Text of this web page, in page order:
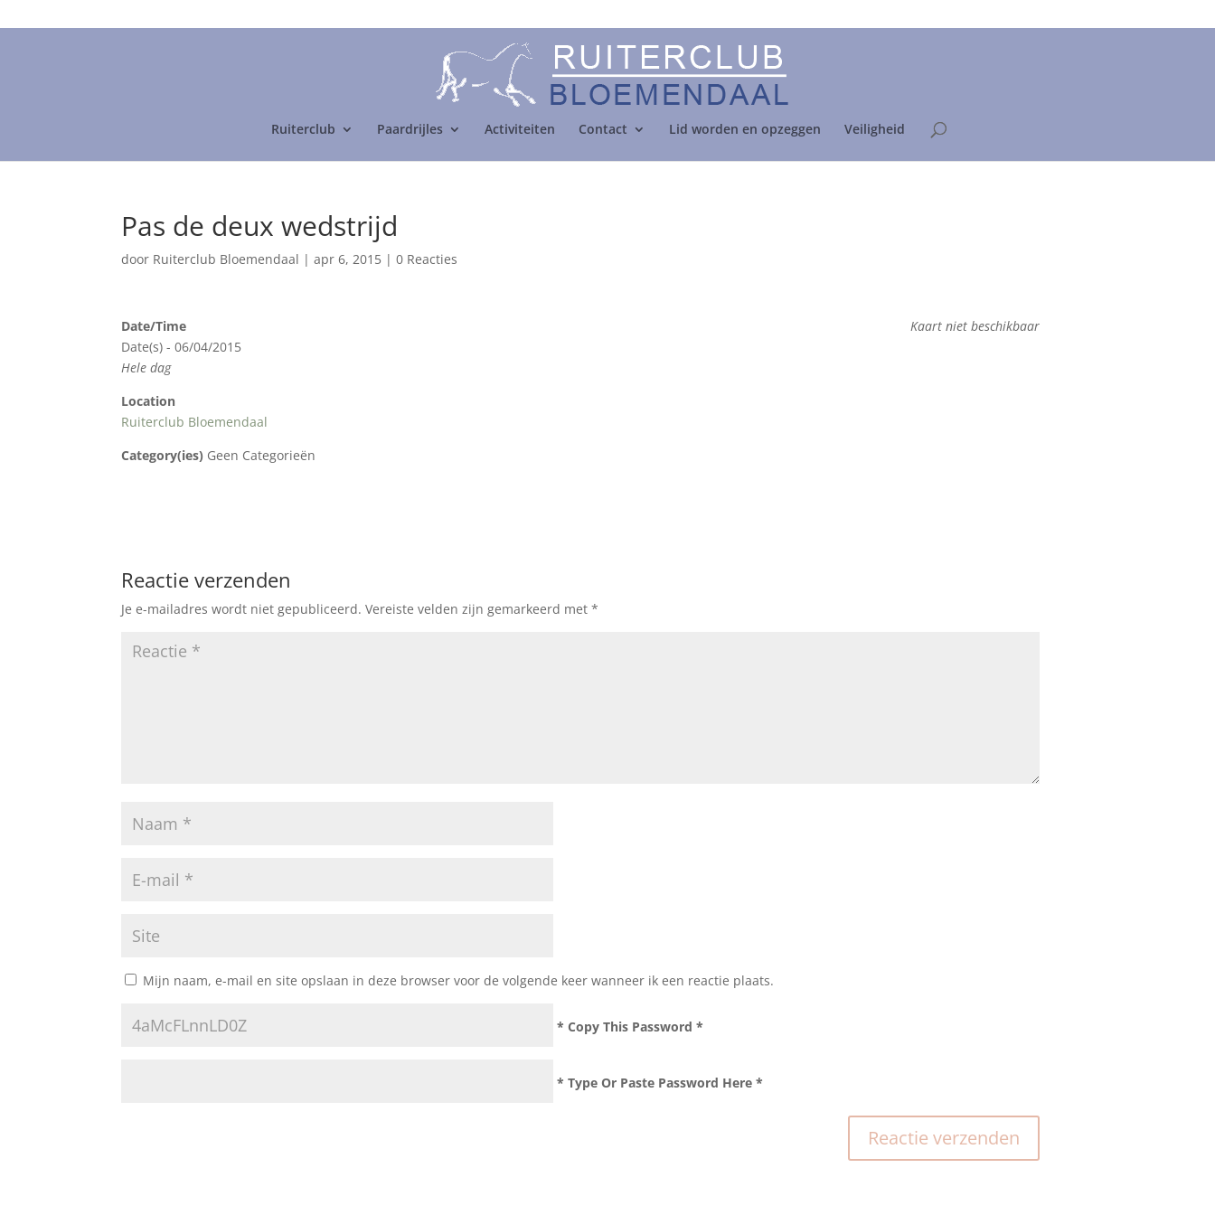
Ruiterclub Paardrijles Activiteiten Contact Lid worden en opzeggen Veiligheid
Pas de deux wedstrijd
door Ruiterclub Bloemendaal |apr 6, 2015 |0 Reacties
Kaart niet beschikbaar
Date/Time
Date(s) - 06/04/2015
Hele dag
Location
Ruiterclub Bloemendaal
Category(ies) Geen Categorieën
Reactie verzenden
Je e-mailadres wordt niet gepubliceerd. Vereiste velden zijn gemarkeerd met*
Mijn naam, e-mail en site opslaan in deze browser voor de volgende keer wanneer ik een reactie plaats.
* Copy This Password *
* Type Or Paste Password Here *